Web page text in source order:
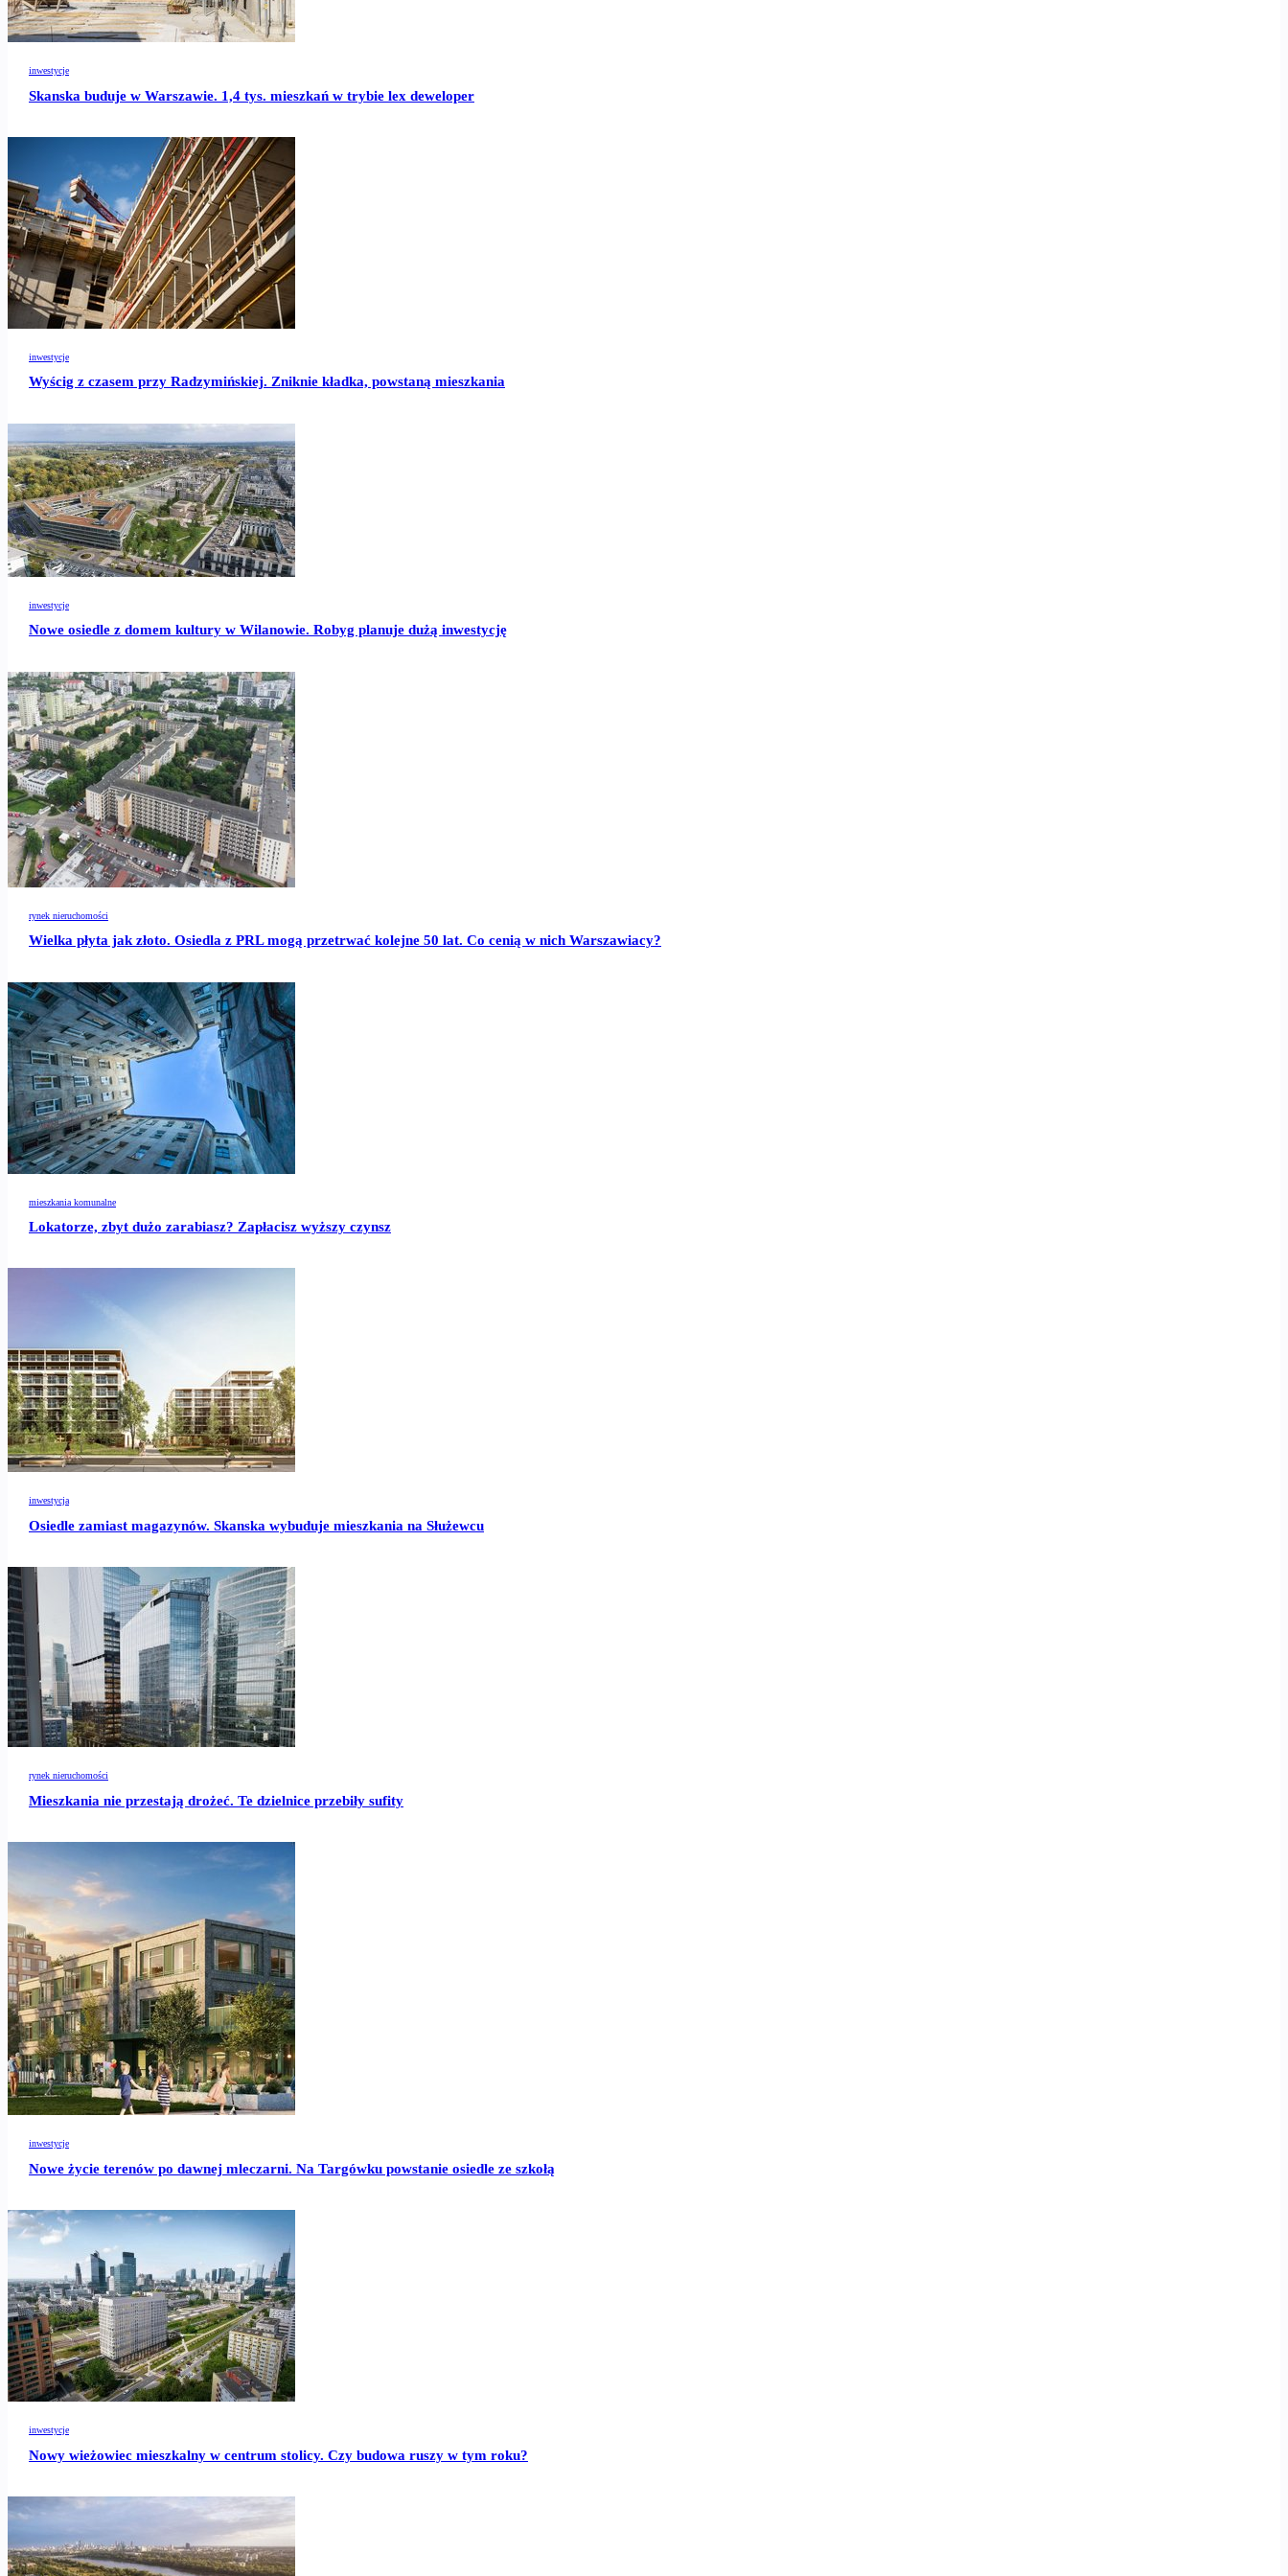
inwestycje
Skanska buduje w Warszawie. 1,4 tys. mieszkań w trybie lex deweloper
inwestycje
Wyścig z czasem przy Radzymińskiej. Zniknie kładka, powstaną mieszkania
inwestycje
Nowe osiedle z domem kultury w Wilanowie. Robyg planuje dużą inwestycję
rynek nieruchomości
Wielka płyta jak złoto. Osiedla z PRL mogą przetrwać kolejne 50 lat. Co cenią w nich Warszawiacy?
mieszkania komunalne
Lokatorze, zbyt dużo zarabiasz? Zapłacisz wyższy czynsz
inwestycja
Osiedle zamiast magazynów. Skanska wybuduje mieszkania na Służewcu
rynek nieruchomości
Mieszkania nie przestają drożeć. Te dzielnice przebiły sufity
inwestycje
Nowe życie terenów po dawnej mleczarni. Na Targówku powstanie osiedle ze szkołą
inwestycje
Nowy wieżowiec mieszkalny w centrum stolicy. Czy budowa ruszy w tym roku?